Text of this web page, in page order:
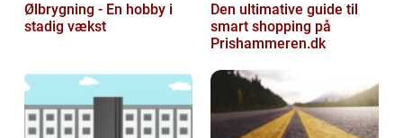
Ølbrygning - En hobby i
stadig vækst
Den ultimative guide til
smart shopping på
Prishammeren.dk